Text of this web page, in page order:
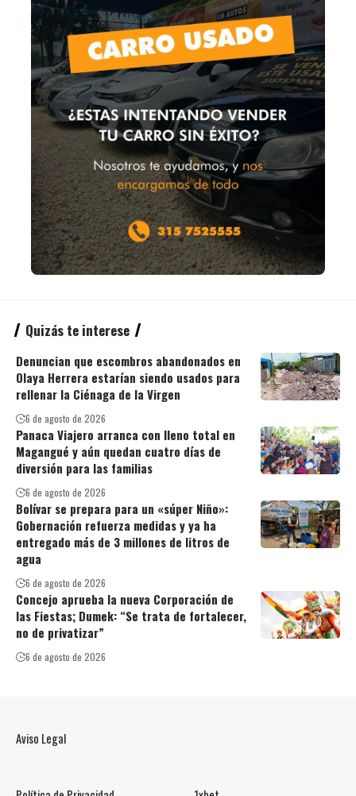
Quizás te interese
Denuncian que escombros abandonados en
Olaya Herrera estarían siendo usados para
rellenar la Ciénaga de la Virgen
6 de agosto de 2026
Panaca Viajero arranca con lleno total en
Magangué y aún quedan cuatro días de
diversión para las familias
6 de agosto de 2026
Bolívar se prepara para un «súper Niño»:
Gobernación refuerza medidas y ya ha
entregado más de 3 millones de litros de
agua
6 de agosto de 2026
Concejo aprueba la nueva Corporación de
las Fiestas; Dumek: “Se trata de fortalecer,
no de privatizar”
6 de agosto de 2026
Aviso Legal